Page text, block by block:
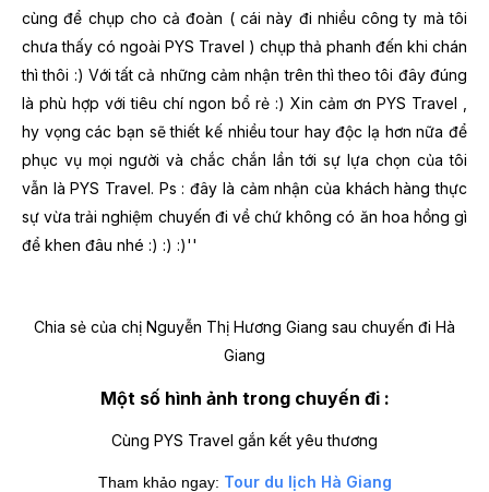
cùng để chụp cho cả đoàn ( cái này đi nhiều công ty mà tôi
chưa thấy có ngoài PYS Travel ) chụp thả phanh đến khi chán
thì thôi :) Với tất cả những cảm nhận trên thì theo tôi đây đúng
là phù hợp với tiêu chí ngon bổ rẻ :) Xin cảm ơn PYS Travel ,
hy vọng các bạn sẽ thiết kế nhiều tour hay độc lạ hơn nữa để
phục vụ mọi người và chắc chắn lần tới sự lựa chọn của tôi
vẫn là PYS Travel. Ps : đây là cảm nhận của khách hàng thực
sự vừa trải nghiệm chuyến đi về chứ không có ăn hoa hồng gì
để khen đâu nhé :) :) :)''
Chia sẻ của chị Nguyễn Thị Hương Giang sau chuyến đi Hà
Giang
Một số hình ảnh trong chuyến đi :
Cùng PYS Travel gắn kết yêu thương
Tham khảo ngay: Tour du lịch Hà Giang